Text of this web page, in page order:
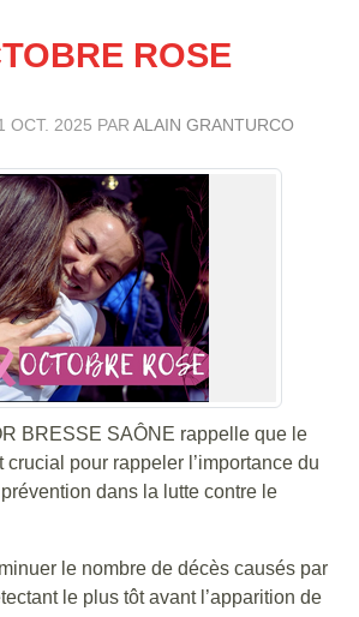
ROSE
OCT. 2025 PAR ALAIN GRANTURCO
BRESSE SAÔNE rappelle que le
crucial pour rappeler l’importance du
dans la lutte contre le
le nombre de décès causés par
le plus tôt avant l’apparition de